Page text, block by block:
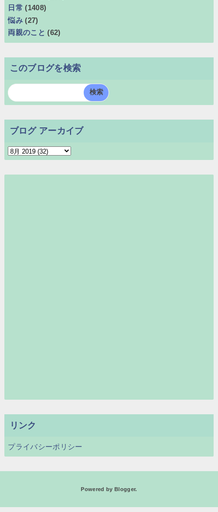
日常 (1408)
悩み (27)
両親のこと (62)
このブログを検索
ブログ アーカイブ
リンク
プライバシーポリシー
Powered by Blogger.